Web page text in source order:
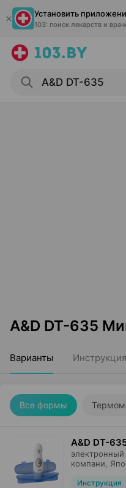
Установить
103: поиск лекарств и
A&D DT-635
Варианты Инструкция
Все формы
A&D DT-
электронный
компани ,
Инструкция